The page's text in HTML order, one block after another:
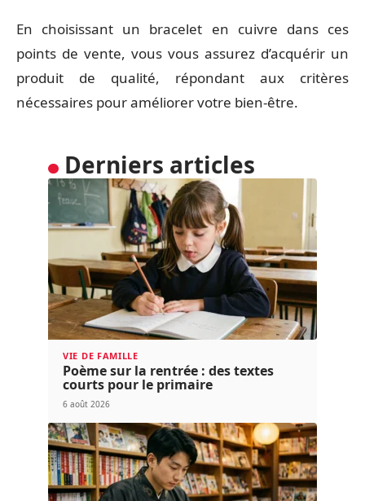
En choisissant un bracelet en cuivre dans ces
points de vente, vous vous assurez d’acquérir un
produit de qualité, répondant aux critères
nécessaires pour améliorer votre bien-être.
Derniers articles
VIE DE FAMILLE
Poème sur la rentrée : des textes
courts pour le primaire
6 août 2026